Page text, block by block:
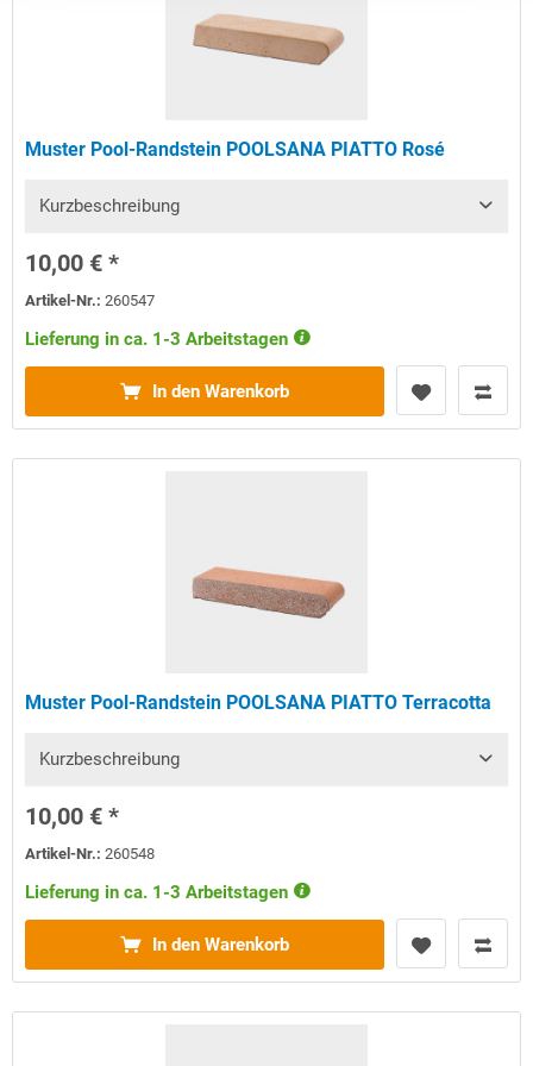
Muster Pool-Randstein POOLSANA PIATTO Rosé
Kurzbeschreibung
10,00 € *
Artikel-Nr.:260547
Lieferung in ca. 1-3 Arbeitstagen
In den Warenkorb
Muster Pool-Randstein POOLSANA PIATTO Terracotta
Kurzbeschreibung
10,00 € *
Artikel-Nr.:260548
Lieferung in ca. 1-3 Arbeitstagen
In den Warenkorb